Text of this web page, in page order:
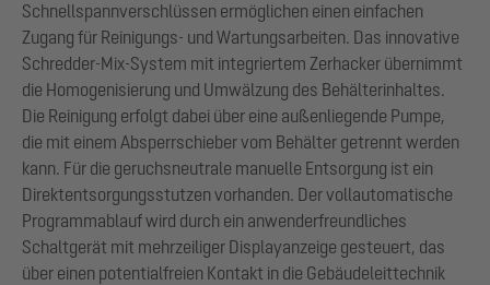
Schnellspannverschlüssen ermöglichen einen einfachen
Zugang für Reinigungs- und Wartungsarbeiten. Das innovative
Schredder-Mix-System mit integriertem Zerhacker übernimmt
die Homogenisierung und Umwälzung des Behälterinhaltes.
Die Reinigung erfolgt dabei über eine außenliegende Pumpe,
die mit einem Absperrschieber vom Behälter getrennt werden
kann. Für die geruchsneutrale manuelle Entsorgung ist ein
Direktentsorgungsstutzen vorhanden. Der vollautomatische
Programmablauf wird durch ein anwenderfreundliches
Schaltgerät mit mehrzeiliger Displayanzeige gesteuert, das
über einen potentialfreien Kontakt in die Gebäudeleittechnik